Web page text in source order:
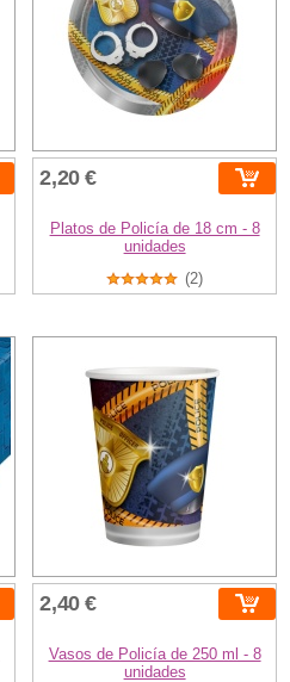
2,20 €
Platos de Policía de 18 cm - 8
unidades
(2)
2,40 €
Vasos de Policía de 250 ml - 8
unidades